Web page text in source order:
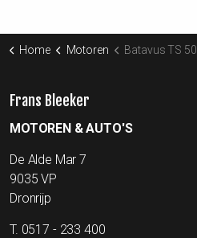
Home Motoren Batavus TS 50 / Tomos TS 50 / Tomos
Frans Bleeker
MOTOREN & AUTO'S
De Alde Mar 7
9035 VP
Dronrijp
T. 0517 - 233 400